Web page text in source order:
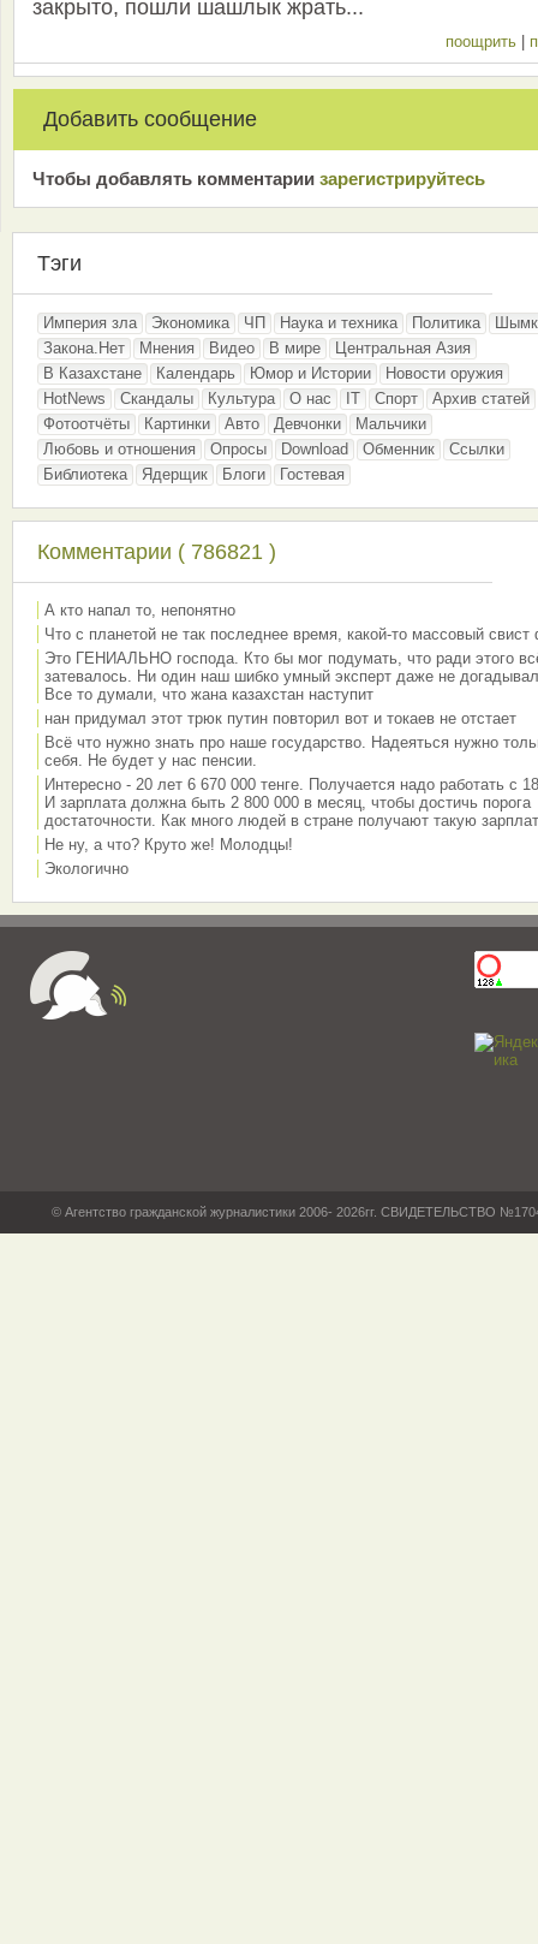
закрыто, пошли шашлык жрать...
поощрить
Добавить сообщение
Чтобы добавлять комментарии зарeгиcтрирyйтeсь
Тэги
Империя зла Экономика ЧП Наука и техника Политика
Закона.Нет
Мнения Видео В мире
Центральная Азия
В Казахстане
Календарь Юмор и Истории
Новости оружия
HotNews
Скандалы Культура О нас IT Спорт
Архив статей
Фотоотчёты
Картинки Авто Девчонки
Мальчики
Любовь и отношения
Опросы Download Обменник
Ссылки
Библиотека
Ядерщик Блоги Гостевая
Комментарии ( 786821 )
А кто напал то, непонятно
Что с планетой не так последнее время, какой-то массовый свист
Это ГЕНИАЛЬНО господа. Кто бы мог подумать, что ради этого
затевалось. Ни один наш шибко умный эксперт даже не
Все то думали, что жана казахстан наступит
нан придумал этот трюк путин повторил вот и токаев не отстает
Всё что нужно знать про наше государство. Надеяться нужно
себя. Не будет у нас пенсии.
Интересно - 20 лет 6 670 000 тенге. Получается надо работать с
И зарплата должна быть 2 800 000 в месяц, чтобы достичь порога
достаточности. Как много людей в стране получают такую
Не ну, а что? Круто же! Молодцы!
Экологично
© Агентство гражданской журналистики 2006- 2026гг. СВИДЕТЕЛЬСТВО